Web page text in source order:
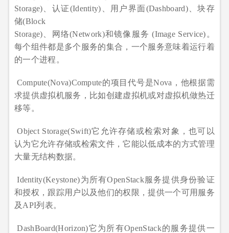
Storage)、认证(Identity)、用户界面(Dashboard)、块存
储(Block
Storage)、网络(Network)和镜像服务 (Image Service)。
每个组件都是多个服务的集合，一个服务意味着运行着
的一个进程。
Compute(Nova)Compute的项目代号是Nova，他根据需
求提供虚拟机服务，比如创建虚拟机或对虚拟机做热迁
移等。
Object Storage(Swift)它允许存储或检索对象，也可以
认为它允许存储或检索文件，它能以低成本的方式管理
大量无结构数据。
Identity(Keystone)为所有OpenStack服务提供身份验证
和授权，跟踪用户以及他们的权限，提供一个可用服务
及API列表。
DashBoard(Horizon)它为所有OpenStack的服务提供一